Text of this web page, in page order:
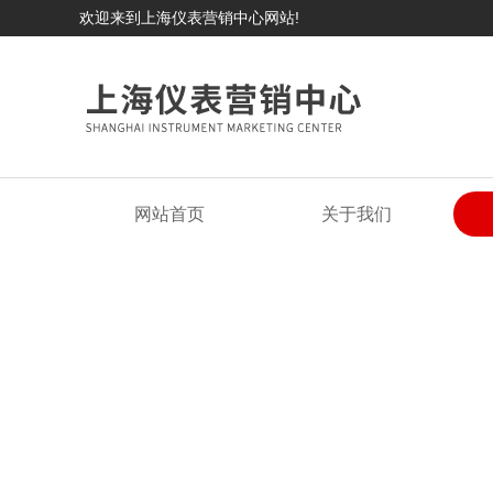
欢迎来到上海仪表营销中心网站!
网站首页 关于我们